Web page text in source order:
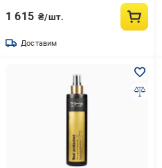
1 615 ₴/шт.
Доставим